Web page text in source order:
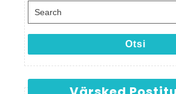
Search for:
Otsi